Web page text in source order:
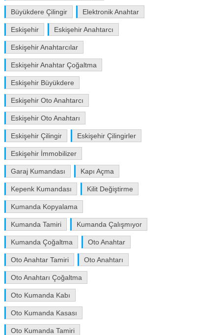
Büyükdere Çilingir Elektronik Anahtar
Eskişehir Eskişehir Anahtarcı
Eskişehir Anahtarcılar
Eskişehir Anahtar Çoğaltma
Eskişehir Büyükdere
Eskişehir Oto Anahtarcı
Eskişehir Oto Anahtarı
Eskişehir Çilingir Eskişehir Çilingirler
Eskişehir İmmobilizer
Garaj Kumandası Kapı Açma
Kepenk Kumandası Kilit Değiştirme
Kumanda Kopyalama
Kumanda Tamiri Kumanda Çalışmıyor
Kumanda Çoğaltma Oto Anahtar
Oto Anahtar Tamiri Oto Anahtarı
Oto Anahtarı Çoğaltma
Oto Kumanda Kabı
Oto Kumanda Kasası
Oto Kumanda Tamiri